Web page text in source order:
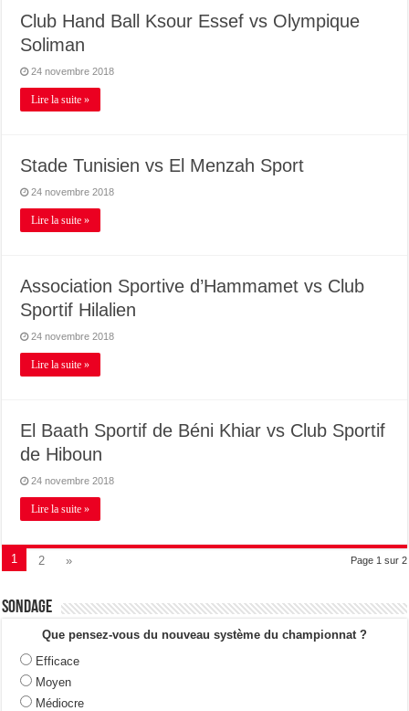
Club Hand Ball Ksour Essef vs Olympique
Soliman
24 novembre 2018
Lire la suite »
Stade Tunisien vs El Menzah Sport
24 novembre 2018
Lire la suite »
Association Sportive d’Hammamet vs Club
Sportif Hilalien
24 novembre 2018
Lire la suite »
El Baath Sportif de Béni Khiar vs Club Sportif
de Hiboun
24 novembre 2018
Lire la suite »
Page 1 sur 2
1 2 »
Sondage
Que pensez-vous du nouveau système du championnat ?
Efficace
Moyen
Médiocre